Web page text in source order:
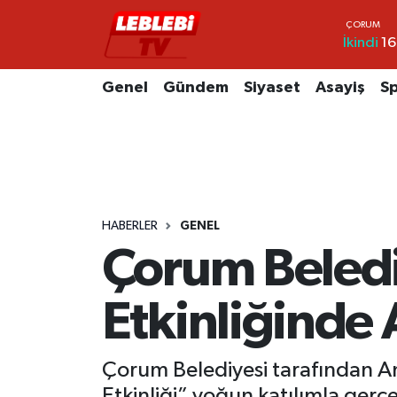
İkindi
Genel Gündem Siyaset Asayiş
HABERLER GENEL
Çorum
Etkinliğinde
Çorum Belediyesi tarafından
Hava Durumu
Tüm Manşetler
Son Dakika Haberleri
Haber Arşivi